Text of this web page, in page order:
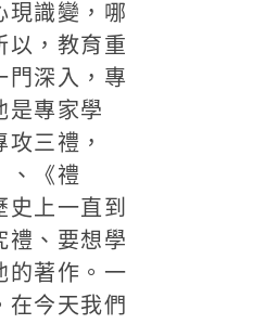
現識變，哪
以，教育重
門深入，專
是專家學
三禮，
、《禮
上一直到
禮、要想學
的著作。一
在今天我們